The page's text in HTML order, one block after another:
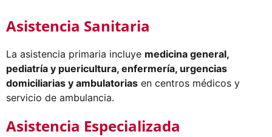
Asistencia Sanitaria
La asistencia primaria incluye medicina general,
pediatría y puericultura, enfermería, urgencias
domiciliarias y ambulatoriasen centros médicos y
servicio de ambulancia.
Asistencia Especializada